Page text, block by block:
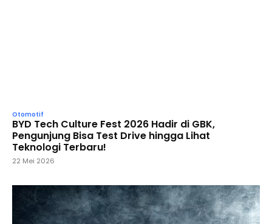
Otomotif
BYD Tech Culture Fest 2026 Hadir di GBK,
Pengunjung Bisa Test Drive hingga Lihat
Teknologi Terbaru!
22 Mei 2026